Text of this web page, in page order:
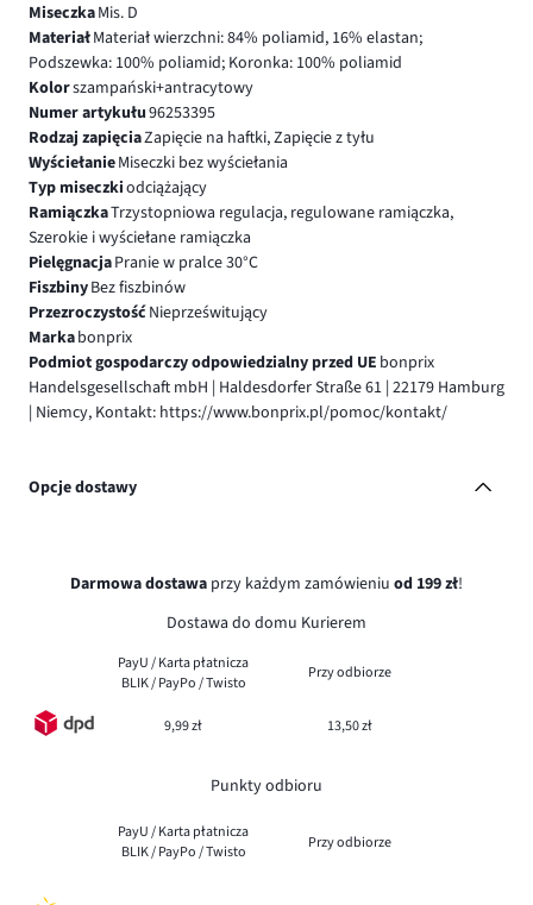
MiseczkaMis. D
MateriałMateriał wierzchni: 84% poliamid, 16% elastan;
Podszewka: 100% poliamid; Koronka: 100% poliamid
Kolorszampański+antracytowy
Numer artykułu96253395
Rodzaj zapięciaZapięcie na haftki, Zapięcie z tyłu
WyściełanieMiseczki bez wyściełania
Typ miseczkiodciążający
RamiączkaTrzystopniowa regulacja, regulowane ramiączka,
Szerokie i wyściełane ramiączka
PielęgnacjaPranie w pralce 30°C
FiszbinyBez fiszbinów
PrzezroczystośćNieprześwitujący
Markabonprix
Podmiot gospodarczy odpowiedzialny przed UE bonprix
Handelsgesellschaft mbH | Haldesdorfer Straße 61 | 22179 Hamburg
| Niemcy, Kontakt: https://www.bonprix.pl/pomoc/kontakt/
Opcje dostawy
Darmowa dostawa przy każdym zamówieniu od 199 zł!
Dostawa do domu Kurierem
PayU / Karta płatnicza
BLIK / PayPo / Twisto
Przy odbiorze
9,99 zł 13,50 zł
Punkty odbioru
PayU / Karta płatnicza
BLIK / PayPo / Twisto
Przy odbiorze